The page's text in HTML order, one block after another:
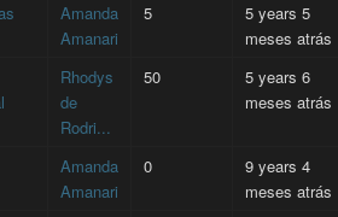
Amanda
Amanari
5
5 years 5
meses atrás
Rhodys
de
Rodri...
50
5 years 6
meses atrás
Amanda
Amanari
0
9 years 4
meses atrás